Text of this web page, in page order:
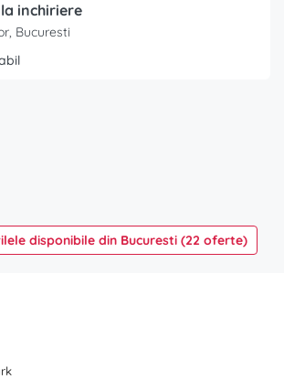
inchiriere
Bucuresti
disponibile din Bucuresti (22 oferte)